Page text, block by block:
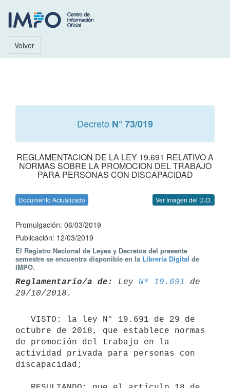
Volver
Decreto N° 73/019
REGLAMENTACION DE LA LEY 19.691 RELATIVO A
NORMAS SOBRE LA PROMOCION DEL TRABAJO
PARA PERSONAS CON DISCAPACIDAD
Documento Actualizado Ver Imagen del D.O.
Promulgación: 06/03/2019
Publicación: 12/03/2019
El Registro Nacional de Leyes y Decretos del presente
semestre se encuentra disponible en la Librería Digital de
IMPO.
Reglamentario/a de: Ley Nº 19.691
de
octubre de 2018, que establece normas
de promoción del trabajo en la
actividad privada para personas con
discapacidad;